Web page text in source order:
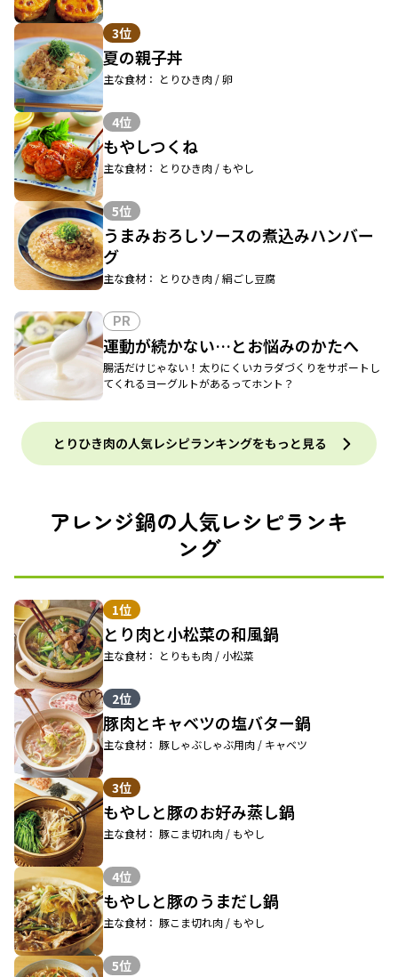
3位
夏の親子丼
主な食材： とりひき肉 / 卵
4位
もやしつくね
主な食材： とりひき肉 / もやし
5位
うまみおろしソースの煮込みハンバー
グ
主な食材： とりひき肉 / 絹ごし豆腐
PR
運動が続かない…とお悩みのかたへ
腸活だけじゃない！太りにくいカラダづくりをサポートし
てくれるヨーグルトがあるってホント？
とりひき肉の人気レシピランキングをもっと見る
アレンジ鍋の人気レシピランキ
ング
1位
とり肉と小松菜の和風鍋
主な食材： とりもも肉 / 小松菜
2位
豚肉とキャベツの塩バター鍋
主な食材： 豚しゃぶしゃぶ用肉 / キャベツ
3位
もやしと豚のお好み蒸し鍋
主な食材： 豚こま切れ肉 / もやし
4位
もやしと豚のうまだし鍋
主な食材： 豚こま切れ肉 / もやし
5位